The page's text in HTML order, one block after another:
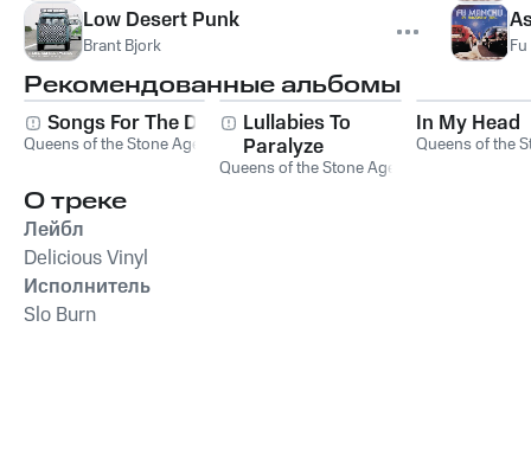
Low Desert Punk
Brant Bjork
Рекомендованные альбомы
Songs For The Deaf
Queens of the Stone Age
Lullabies To
Paralyze
Queens of the Stone Age
In My Head
Queens of the
О треке
Лейбл
Delicious Vinyl
Исполнитель
Slo Burn